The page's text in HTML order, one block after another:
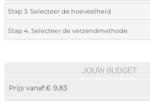
*Selecteer de bedrukking en kleuren van het logo:
Textiel digitale full colour transfer (Aan een kant)
Stap 3. Selecteer de hoeveelheid
*Selecteer het aantal 5 (Totale bestelling)
Stap 4. Selecteer de verzendmethode
JOUW BUDGET
Prijs vanaf:€ 9,83